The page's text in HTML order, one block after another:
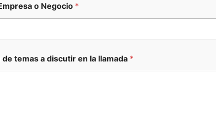
o Negocio *
temas a discutir en la llamada *